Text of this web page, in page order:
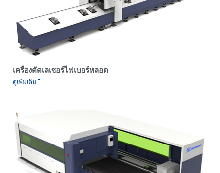
เครื่องตัดเลเซอร์ไฟเบอร์หลอด
ดูเพิ่มเติม "